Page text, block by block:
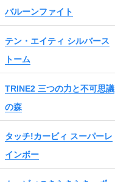
バルーンファイト
テン・エイティ シルバース
トーム
TRINE2 三つの力と不可思議
の森
タッチ!カービィ スーパーレ
インボー